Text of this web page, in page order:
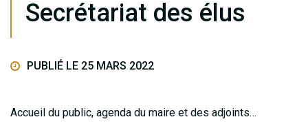
Secrétariat des élus
PUBLIÉ LE 25 MARS 2022
Accueil du public, agenda du maire et des adjoints…